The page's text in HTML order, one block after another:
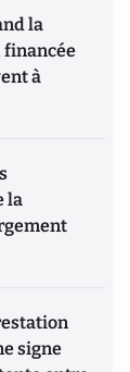
la
financée
à
la
signe